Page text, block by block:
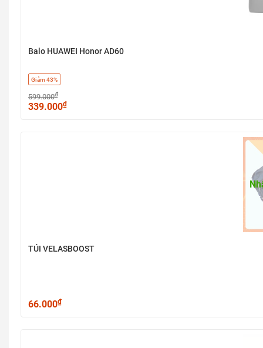
Balo HUAWEI Honor AD60
Giảm 43%
599.000₫
339.000₫
TÚI VELASBOOST
66.000₫